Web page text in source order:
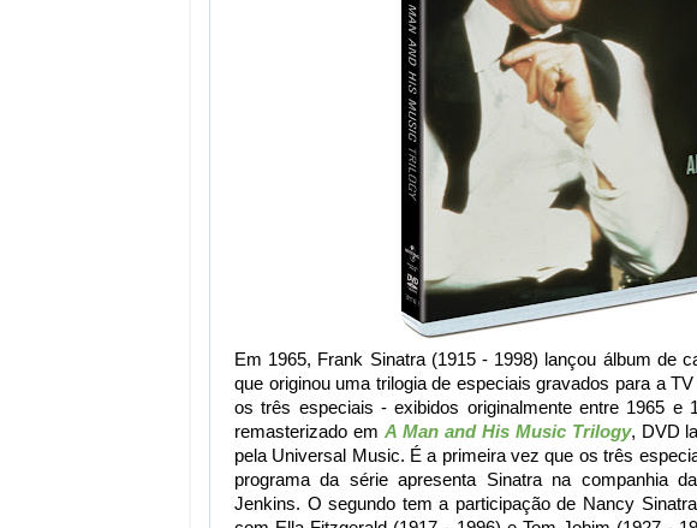
Em 1965, Frank Sinatra (1915 - 1998) lançou álbum de
que originou uma trilogia de especiais gravados para a
os três especiais - exibidos originalmente entre 1965 e
remasterizado em A Man and His Music Trilogy, DVD
pela Universal Music. É a primeira vez que os três
programa da série apresenta Sinatra na companhia
Jenkins. O segundo tem a participação de Nancy